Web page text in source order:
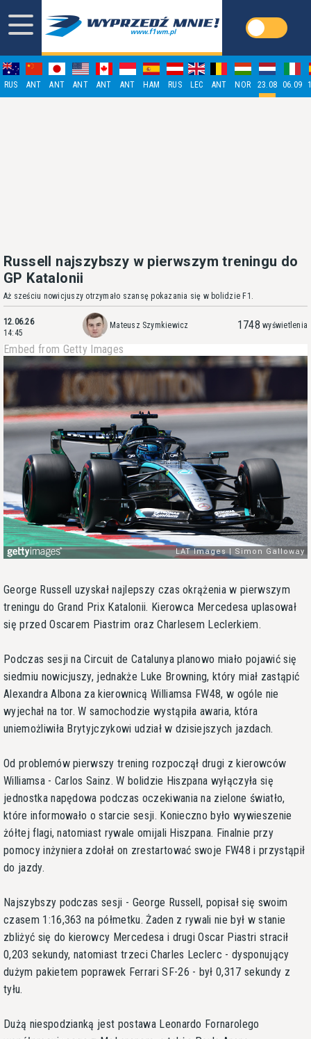
RUS ANT ANT ANT ANT ANT HAM RUS LEC ANT NOR 23.08 06.09
Russell najszybszy w pierwszym treningu do
GP Katalonii
Aż sześciu nowicjuszy otrzymało szansę pokazania się w bolidzie F1.
12.06.26
14:45
Mateusz Szymkiewicz 1748 wyświetlenia
Embed from Getty Images
George Russell uzyskał najlepszy czas okrążenia w pierwszym
treningu do Grand Prix Katalonii. Kierowca Mercedesa uplasował
się przed Oscarem Piastrim oraz Charlesem Leclerkiem.
Podczas sesji na Circuit de Catalunya planowo miało pojawić się
siedmiu nowicjuszy, jednakże Luke Browning, który miał zastąpić
Alexandra Albona za kierownicą Williamsa FW48, w ogóle nie
wyjechał na tor. W samochodzie wystąpiła awaria, która
uniemożliwiła Brytyjczykowi udział w dzisiejszych jazdach.
Od problemów pierwszy trening rozpoczął drugi z kierowców
Williamsa - Carlos Sainz. W bolidzie Hiszpana wyłączyła się
jednostka napędowa podczas oczekiwania na zielone światło,
które informowało o starcie sesji. Konieczno było wywieszenie
żółtej flagi, natomiast rywale omijali Hiszpana. Finalnie przy
pomocy inżyniera zdołał on zrestartować swoje FW48 i przystąpił
do jazdy.
Najszybszy podczas sesji - George Russell, popisał się swoim
czasem 1:16,363 na półmetku. Żaden z rywali nie był w stanie
zbliżyć się do kierowcy Mercedesa i drugi Oscar Piastri stracił
0,203 sekundy, natomiast trzeci Charles Leclerc - dysponujący
dużym pakietem poprawek Ferrari SF-26 - był 0,317 sekundy z
tyłu.
Dużą niespodzianką jest postawa Leonardo Fornarolego